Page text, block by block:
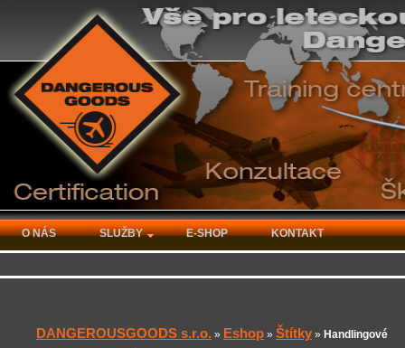
O NÁS SLUŽBY E-SHOP KONTAKT
DANGEROUSGOODS s.r.o. » Eshop » Štítky » Handlingové